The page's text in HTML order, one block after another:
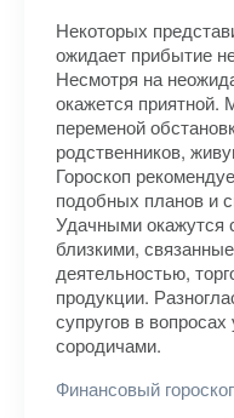
Некоторых
ожидает прибытие
Несмотря на
окажется приятной.
переменой
родственников,
Гороскоп
подобных планов и
Удачными окажутся
близкими,
деятельностью,
продукции.
супругов в
сородичами.
Финансовый